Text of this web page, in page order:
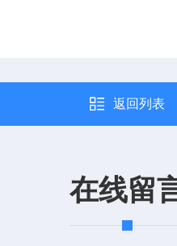
返回列表
在线留